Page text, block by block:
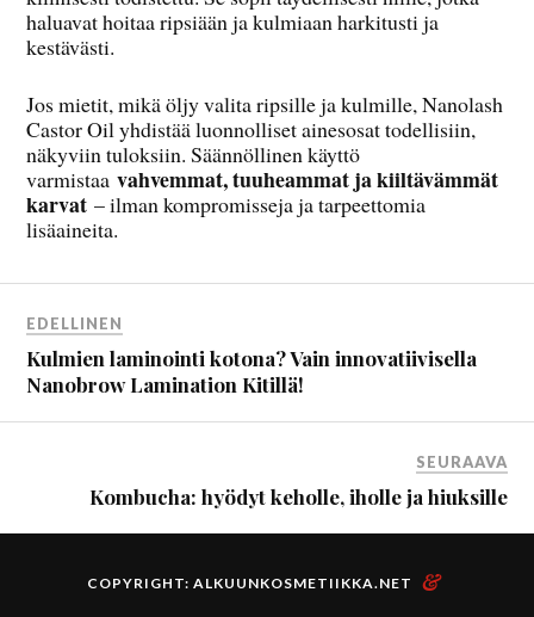
haluavat hoitaa ripsiään ja kulmiaan harkitusti ja
kestävästi.
Jos mietit, mikä öljy valita ripsille ja kulmille, Nanolash
Castor Oil yhdistää luonnolliset ainesosat todellisiin,
näkyviin tuloksiin. Säännöllinen käyttö
varmistaavahvemmat, tuuheammat ja kiiltävämmät
karvat – ilman kompromisseja ja tarpeettomia
lisäaineita.
EDELLINEN
Kulmien laminointi kotona? Vain innovatiivisella
Nanobrow Lamination Kitillä!
SEURAAVA
Kombucha: hyödyt keholle, iholle ja hiuksille
COPYRIGHT: ALKUUNKOSMETIIKKA.NET &